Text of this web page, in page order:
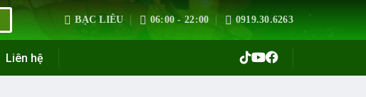
BẠC LIÊU 06:00 - 22:00 0919.30.6263
Liên hệ